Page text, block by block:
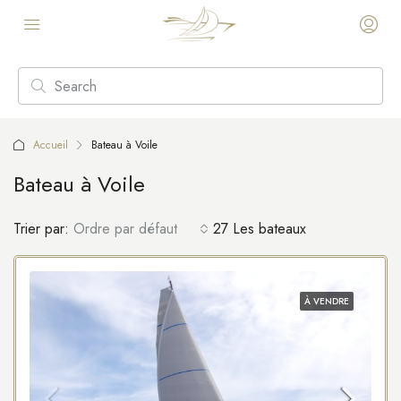
Accueil Bateau à Voile
Bateau à Voile
27 Les bateaux
Trier par: Ordre par défaut
À VENDRE